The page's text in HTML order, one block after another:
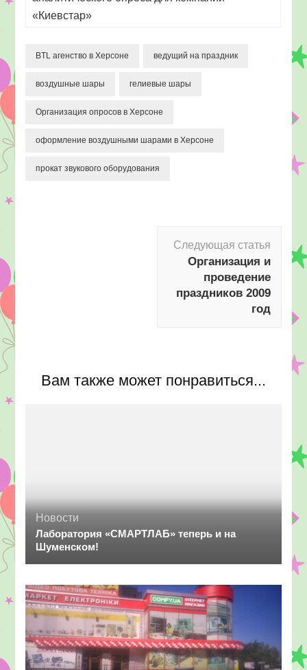
«Киевстар»
BTL агенство в Херсоне ведущий на праздник
воздушные шары гелиевые шары
Организация опросов в Херсоне
оформление воздушными шарами в Херсоне
прокат звукового оборудования
Следующая статья
Организация и
проведение
праздников 2009
год
Вам также может понравиться...
Новости
Лаборатория «СМАРТЛАБ» теперь и на
Шуменском!